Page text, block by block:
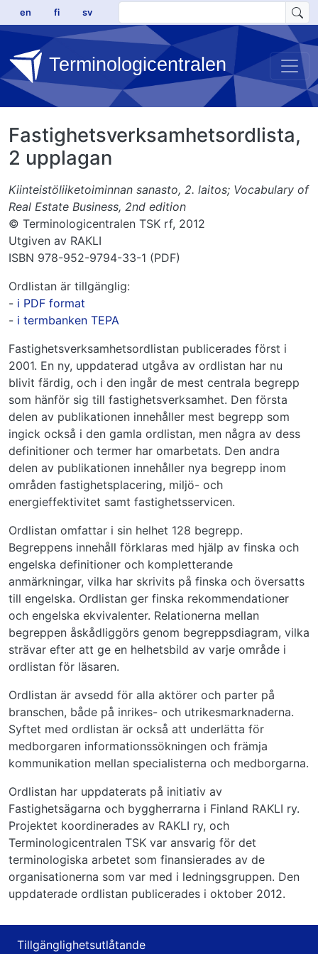
Hoppa till huvudinnehåll
en fi sv
Terminologicentralen
Fastighetsverksamhetsordlista,
2 upplagan
Kiinteistöliiketoiminnan sanasto, 2. laitos; Vocabulary of
Real Estate Business, 2nd edition
© Terminologicentralen TSK rf, 2012
Utgiven av RAKLI
ISBN 978-952-9794-33-1 (PDF)
Ordlistan är tillgänglig:
- i PDF format
- i termbanken TEPA
Fastighetsverksamhetsordlistan publicerades först i
2001. En ny, uppdaterad utgåva av ordlistan har nu
blivit färdig, och i den ingår de mest centrala begrepp
som hänför sig till fastighetsverksamhet. Den första
delen av publikationen innehåller mest begrepp som
ingick också i den gamla ordlistan, men några av dess
definitioner och termer har omarbetats. Den andra
delen av publikationen innehåller nya begrepp inom
områden fastighetsplacering, miljö- och
energieffektivitet samt fastighetsservicen.
Ordlistan omfattar i sin helhet 128 begrepp.
Begreppens innehåll förklaras med hjälp av finska och
engelska definitioner och kompletterande
anmärkningar, vilka har skrivits på finska och översatts
till engelska. Ordlistan ger finska rekommendationer
och engelska ekvivalenter. Relationerna mellan
begreppen åskådliggörs genom begreppsdiagram, vilka
strävar efter att ge en helhetsbild av varje område i
ordlistan för läsaren.
Ordlistan är avsedd för alla aktörer och parter på
branschen, både på inrikes- och utrikesmarknaderna.
Syftet med ordlistan är också att underlätta för
medborgaren informationssökningen och främja
kommunikation mellan specialisterna och medborgarna.
Ordlistan har uppdaterats på initiativ av
Fastighetsägarna och byggherrarna i Finland RAKLI ry.
Projektet koordinerades av RAKLI ry, och
Terminologicentralen TSK var ansvarig för det
terminologiska arbetet som finansierades av de
organisationerna som var med i ledningsgruppen. Den
uppdaterade ordlistan publicerades i oktober 2012.
Tillgänglighetsutlåtande